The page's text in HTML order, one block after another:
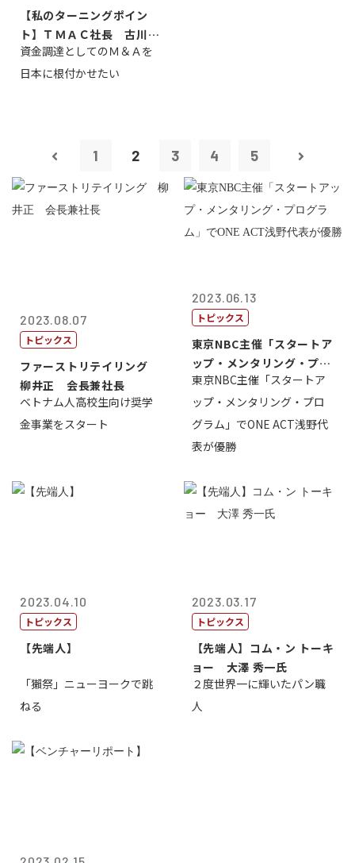
【私のターニングポイン
ト】ＴＭＡＣ社長 古川英
一
資金調達としてのＭ＆Ａを
日本に根付かせたい
1 2 3 4 5
2023.08.07
トピックス
ファーストリテイリング
柳井正 会長兼社長
ベトナム人高校生向け奨学
金事業をスタート
2023.06.13
トピックス
東京NBC主催「スタートア
ップ・メンタリング・プロ
グラム」で...
東京NBC主催「スタートア
ップ・メンタリング・プロ
グラム」でONE ACT浅野代
表が優勝
2023.04.10
トピックス
【先端人】
「獺祭」ニューヨークで跳
ねる
2023.03.17
トピックス
【先端人】コム・ン トーキ
ョー 大澤 秀一氏
２度世界一に輝いたパン職
人